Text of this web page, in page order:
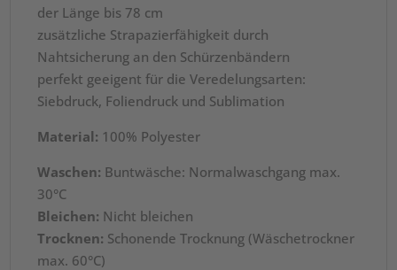
der Länge bis 78 cm
zusätzliche Strapazierfähigkeit durch
Nahtsicherung an den Schürzenbändern
perfekt geeigent für die Veredelungsarten:
Siebdruck, Foliendruck und Sublimation
Material: 100% Polyester
Waschen: Buntwäsche: Normalwaschgang max.
30°C
Bleichen: Nicht bleichen
Trocknen: Schonende Trocknung (Wäschetrockner
max. 60°C)